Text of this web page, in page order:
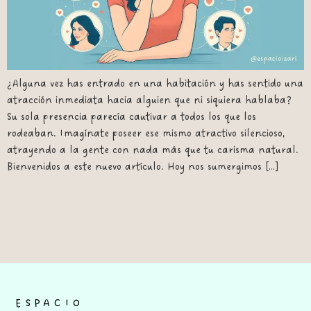
¿Alguna vez has entrado en una habitación y has sentido una
atracción inmediata hacia alguien que ni siquiera hablaba?
Su sola presencia parecía cautivar a todos los que los
rodeaban. Imagínate poseer ese mismo atractivo silencioso,
atrayendo a la gente con nada más que tu carisma natural.
Bienvenidos a este nuevo artículo. Hoy nos sumergimos […]
ESPACIO